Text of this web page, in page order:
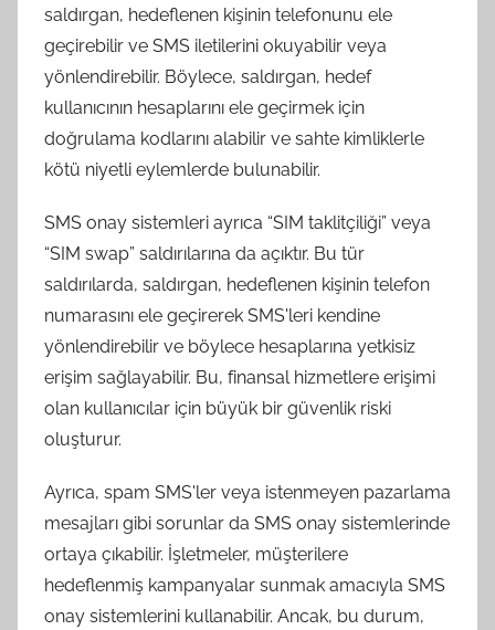
saldırgan, hedeflenen kişinin telefonunu ele
geçirebilir ve SMS iletilerini okuyabilir veya
yönlendirebilir. Böylece, saldırgan, hedef
kullanıcının hesaplarını ele geçirmek için
doğrulama kodlarını alabilir ve sahte kimliklerle
kötü niyetli eylemlerde bulunabilir.
SMS onay sistemleri ayrıca “SIM taklitçiliği” veya
“SIM swap” saldırılarına da açıktır. Bu tür
saldırılarda, saldırgan, hedeflenen kişinin telefon
numarasını ele geçirerek SMS'leri kendine
yönlendirebilir ve böylece hesaplarına yetkisiz
erişim sağlayabilir. Bu, finansal hizmetlere erişimi
olan kullanıcılar için büyük bir güvenlik riski
oluşturur.
Ayrıca, spam SMS'ler veya istenmeyen pazarlama
mesajları gibi sorunlar da SMS onay sistemlerinde
ortaya çıkabilir. İşletmeler, müşterilere
hedeflenmiş kampanyalar sunmak amacıyla SMS
onay sistemlerini kullanabilir. Ancak, bu durum,